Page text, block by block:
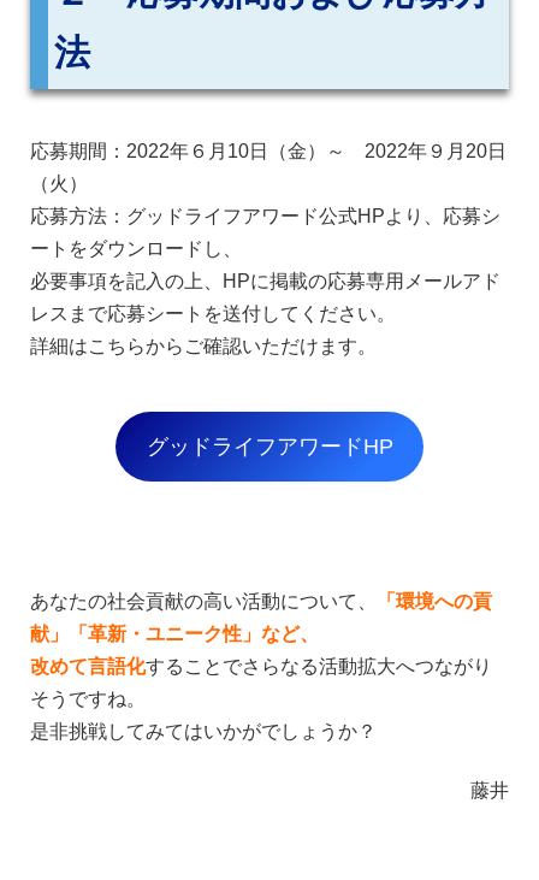
法
応募期間：2022年６月10日（金）～ 2022年９月20日
（火）
応募方法：グッドライフアワード公式HPより、応募シ
ートをダウンロードし、
必要事項を記入の上、HPに掲載の応募専用メールアド
レスまで応募シートを送付してください。
詳細はこちらからご確認いただけます。
グッドライフアワードHP
あなたの社会貢献の高い活動について、
「環境への貢
献」「革新・ユニーク性」など、
改めて言語化することでさらなる活動拡大へつながり
そうですね。
是非挑戦してみてはいかがでしょうか？
藤井